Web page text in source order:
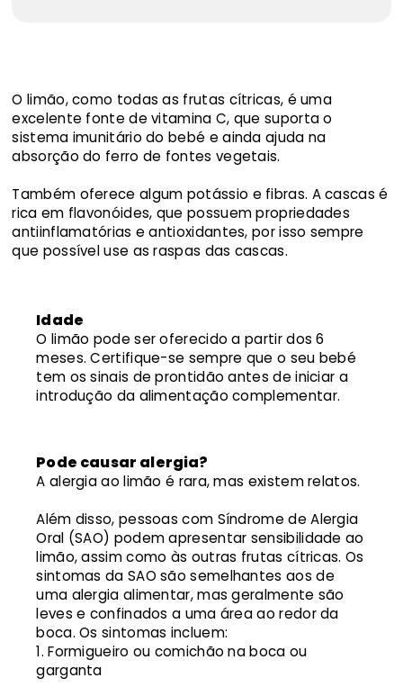
O limão, como todas as frutas cítricas, é uma
excelente fonte de vitamina C, que suporta o
sistema imunitário do bebé e ainda ajuda na
absorção do ferro de fontes vegetais.
Também oferece algum potássio e fibras. A cascas é
rica em flavonóides, que possuem propriedades
antiinflamatórias e antioxidantes, por isso sempre
que possível use as raspas das cascas.
Idade
O limão pode ser oferecido a partir dos 6
meses. Certifique-se sempre que o seu bebé
tem os sinais de prontidão antes de iniciar a
introdução da alimentação complementar.
Pode causar alergia?
A alergia ao limão é rara, mas existem relatos.
Além disso, pessoas com Síndrome de Alergia
Oral (SAO) podem apresentar sensibilidade ao
limão, assim como às outras frutas cítricas. Os
sintomas da SAO são semelhantes aos de
uma alergia alimentar, mas geralmente são
leves e confinados a uma área ao redor da
boca. Os sintomas incluem:
Formigueiro ou comichão na boca ou
garganta